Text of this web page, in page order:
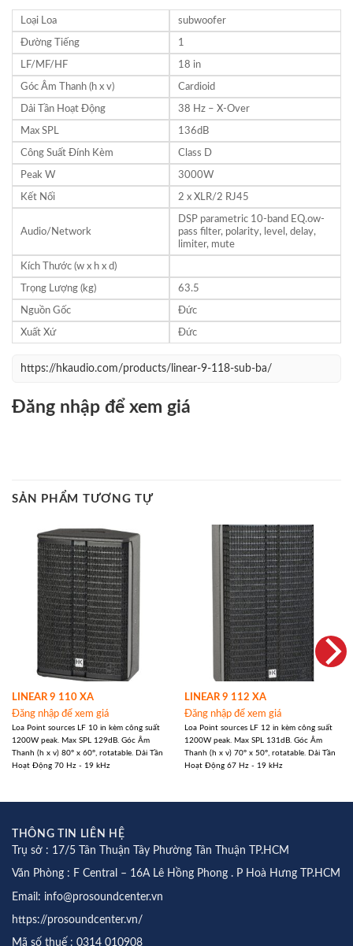
Loại Loa subwoofer
Đường Tiếng 1
LF/MF/HF 18 in
Góc Âm Thanh (h x v) Cardioid
Dải Tần Hoạt Động 38 Hz – X-Over
Max SPL 136dB
Công Suất Đính Kèm Class D
Peak W 3000W
Kết Nối 2 x XLR/2 RJ45
Audio/Network
DSP parametric 10-band EQ.ow-
pass filter, polarity, level, delay,
limiter, mute
Kích Thước (w x h x d)
Trọng Lượng (kg) 63.5
Nguồn Gốc Đức
Xuất Xứ Đức
https://hkaudio.com/products/linear-9-118-sub-ba/
Đăng nhập để xem giá
SẢN PHẨM TƯƠNG TỰ
LINEAR 9 110 XA
Đăng nhập để xem giá
Loa Point sources LF 10 in kèm công suất
1200W peak. Max SPL 129dB. Góc Âm
Thanh (h x v) 80° x 60°, rotatable. Dải Tần
Hoạt Động 70 Hz - 19 kHz
LINEAR 9 112 XA
Đăng nhập để xem giá
Loa Point sources LF 12 in kèm công suất
1200W peak. Max SPL 131dB. Góc Âm
Thanh (h x v) 70° x 50°, rotatable. Dải Tần
Hoạt Động 67 Hz - 19 kHz
THÔNG TIN LIÊN HỆ
Trụ sở : 17/5 Tân Thuận Tây Phường Tân Thuận TP.HCM
Văn Phòng : F Central – 16A Lê Hồng Phong . P Hoà Hưng TP.HCM
Email: info@prosoundcenter.vn
https://prosoundcenter.vn/
Mã số thuế : 0314 010908